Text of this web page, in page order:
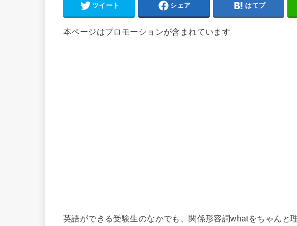
ツイート シェア はてブ
本ページはプロモーションが含まれています
英語ができる受験生のなかでも、関係形容詞whatをちゃんと